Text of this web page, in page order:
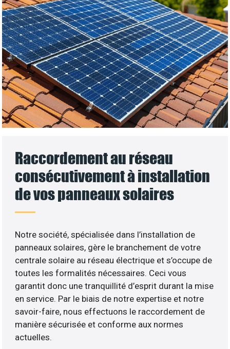
Raccordement au réseau
consécutivement à installation
de vos panneaux solaires
Notre société, spécialisée dans l’installation de
panneaux solaires, gère le branchement de votre
centrale solaire au réseau électrique et s’occupe de
toutes les formalités nécessaires. Ceci vous
garantit donc une tranquillité d’esprit durant la mise
en service. Par le biais de notre expertise et notre
savoir-faire, nous effectuons le raccordement de
manière sécurisée et conforme aux normes
actuelles.